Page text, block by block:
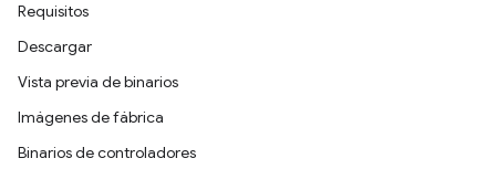
Requisitos
Descargar
Vista previa de binarios
Imágenes de fábrica
Binarios de controladores